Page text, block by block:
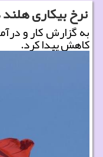
نرخ بیكاری
به گزارش كار و
كاهش پیدا كرد.